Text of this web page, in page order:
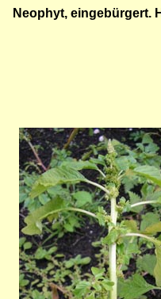
Neophyt, eingebürgert.
Bild